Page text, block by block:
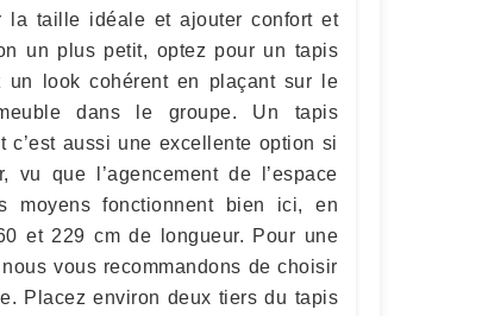
la taille idéale et ajouter confort et
un plus petit, optez pour un tapis
un look cohérent en plaçant sur le
dans le groupe. Un tapis
c’est aussi une excellente option si
que l’agencement de l’espace
moyens fonctionnent bien ici, en
et 229 cm de longueur. Pour une
vous recommandons de choisir
Placez environ deux tiers du tapis